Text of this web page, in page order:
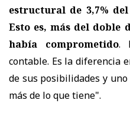
estructural de 3,7%
Esto es, más del doble
había comprometido.
contable. Es la diferencia
de sus posibilidades y
más de lo que tiene".